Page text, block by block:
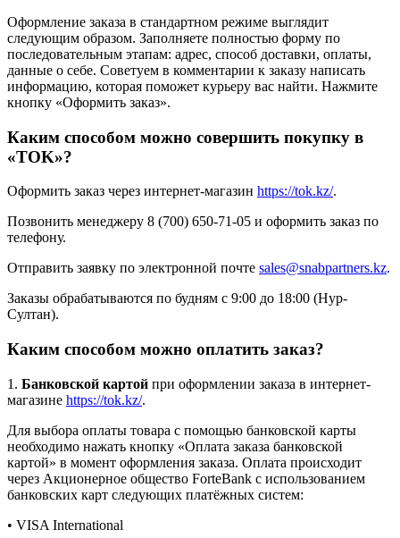
Оформление заказа в стандартном режиме выглядит
следующим образом. Заполняете полностью форму по
последовательным этапам: адрес, способ доставки, оплаты,
данные о себе. Советуем в комментарии к заказу написать
информацию, которая поможет курьеру вас найти. Нажмите
кнопку «Оформить заказ».
Каким способом можно совершить покупку в
«TOK»?
Оформить заказ через интернет-магазин https://tok.kz/.
Позвонить менеджеру 8 (700) 650-71-05 и оформить заказ по
телефону.
Отправить заявку по электронной почте sales@snabpartners.kz.
Заказы обрабатываются по будням с 9:00 до 18:00 (Нур-
Султан).
Каким способом можно оплатить заказ?
1. Банковской картой при оформлении заказа в интернет-
магазине https://tok.kz/.
Для выбора оплаты товара с помощью банковской карты
необходимо нажать кнопку «Оплата заказа банковской
картой» в момент оформления заказа. Оплата происходит
через Акционерное общество ForteBank с использованием
банковских карт следующих платёжных систем:
• VISA International